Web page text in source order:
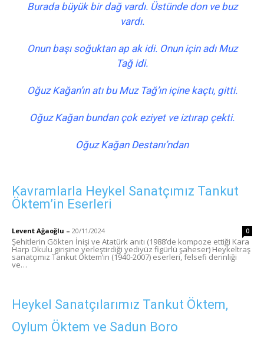
Burada büyük bir dağ vardı. Üstünde don ve buz
vardı.
Onun başı soğuktan ap ak idi. Onun için adı Muz
Tağ idi.
Oğuz Kağan’ın atı bu Muz Tağ’ın içine kaçtı, gitti.
Oğuz Kağan bundan çok eziyet ve iztırap çekti.
Oğuz Kağan Destanı’ndan
Kavramlarla Heykel Sanatçımız Tankut
Öktem’in Eserleri
Levent Ağaoğlu – 20/11/2024 0
Şehitlerin Gökten İnişi ve Atatürk anıtı (1988’de kompoze ettiği Kara
Harp Okulu girişine yerleştirdiği yediyüz figürlü şaheser) Heykeltraş
sanatçımız Tankut Öktem’in (1940-2007) eserleri, felsefi derinliği
ve…
Heykel Sanatçılarımız Tankut Öktem,
Oylum Öktem ve Sadun Boro